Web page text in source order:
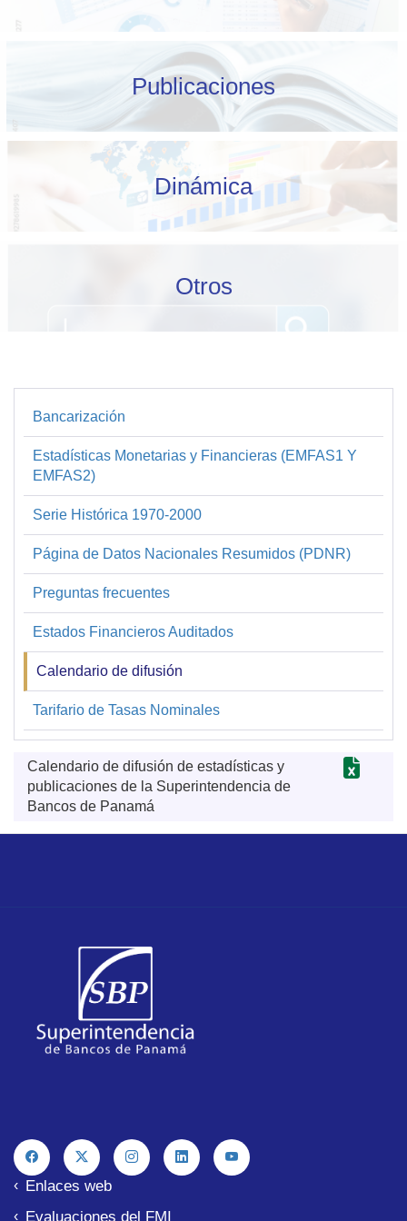
Publicaciones
Dinámica
Otros
Financiera
y
Estadística
Bancarización
Estadísticas Monetarias y Financieras (EMFAS1 Y
EMFAS2)
Serie Histórica 1970-2000
Página de Datos Nacionales Resumidos (PDNR)
Preguntas frecuentes
Estados Financieros Auditados
Calendario de difusión
Tarifario de Tasas Nominales
Calendario de difusión de estadísticas y
publicaciones de la Superintendencia de
Bancos de Panamá
Enlaces web
Evaluaciones del FMI